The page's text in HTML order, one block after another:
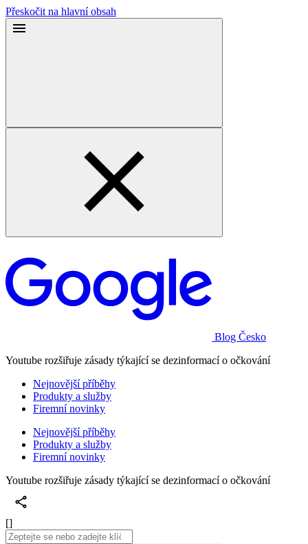
Přeskočit na hlavní obsah
Blog Česko
Youtube rozšiřuje zásady týkající se dezinformací o očkování
Nejnovější příběhy
Produkty a služby
Firemní novinky
Nejnovější příběhy
Produkty a služby
Firemní novinky
Youtube rozšiřuje zásady týkající se dezinformací o očkování
[]